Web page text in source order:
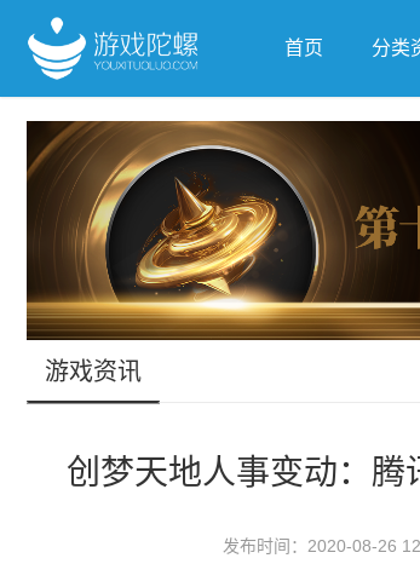
首页 分类
抢滩全球 人工
跨界Talk
游戏资讯
创梦天地人事变动：
发布时间：2020-08-26